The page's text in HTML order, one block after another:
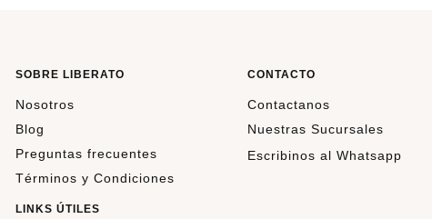
SOBRE LIBERATO
Nosotros
Blog
Preguntas frecuentes
Términos y Condiciones
LINKS ÚTILES
CONTACTO
Contactanos
Nuestras Sucursales
Escribinos al Whatsapp